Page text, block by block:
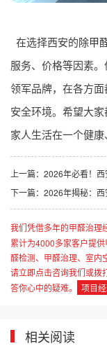
在选择西安的除甲
服务、价格等因素
领军品牌，在各方
安全环境。希望大
家人生活在一个健康
上一篇： 2026年必看！
下一篇： 2026年揭秘：
我们凭借多年的甲醛治理
累计为4000多家客户提
醛检测、甲醛治理、室内
请立即点击咨询我们或拨
答你心中的疑难。
项目
相关阅读